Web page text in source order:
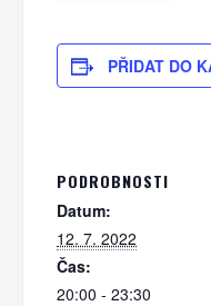
PŘIDAT DO
PODROBNOSTI
Datum:
12. 7. 2022
Čas:
20:00 - 23:30